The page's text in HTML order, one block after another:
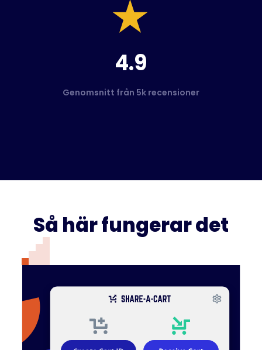
4.9
Genomsnitt från 5k recensioner
Så här fungerar det